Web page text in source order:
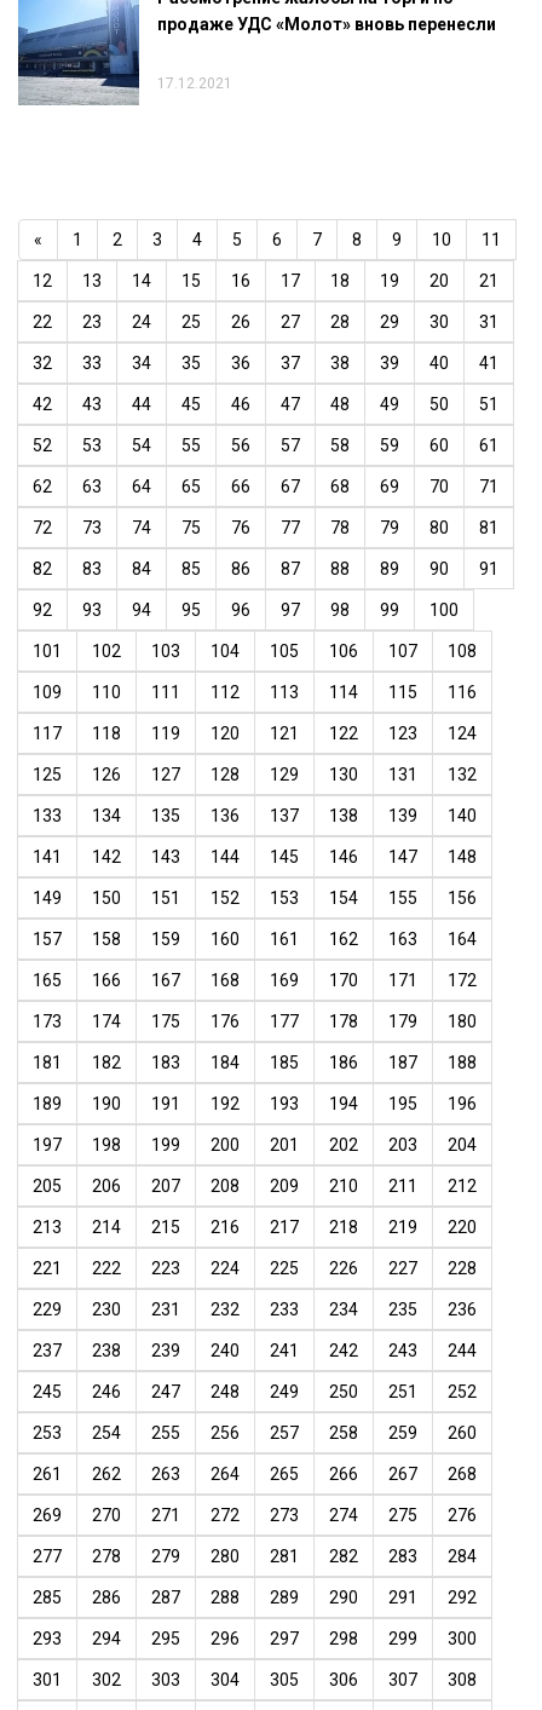
продаже УДС «Молот» вновь перенесли
17.12.2021
« 1 2 3 4 5 6 7 8 9 10 11
12 13 14 15 16 17 18 19 20 21
22 23 24 25 26 27 28 29 30 31
32 33 34 35 36 37 38 39 40 41
42 43 44 45 46 47 48 49 50 51
52 53 54 55 56 57 58 59 60 61
62 63 64 65 66 67 68 69 70 71
72 73 74 75 76 77 78 79 80 81
82 83 84 85 86 87 88 89 90 91
92 93 94 95 96 97 98 99 100
101 102 103 104 105 106 107 108
109 110 111 112 113 114 115 116
117 118 119 120 121 122 123 124
125 126 127 128 129 130 131 132
133 134 135 136 137 138 139 140
141 142 143 144 145 146 147 148
149 150 151 152 153 154 155 156
157 158 159 160 161 162 163 164
165 166 167 168 169 170 171 172
173 174 175 176 177 178 179 180
181 182 183 184 185 186 187 188
189 190 191 192 193 194 195 196
197 198 199 200 201 202 203 204
205 206 207 208 209 210 211 212
213 214 215 216 217 218 219 220
221 222 223 224 225 226 227 228
229 230 231 232 233 234 235 236
237 238 239 240 241 242 243 244
245 246 247 248 249 250 251 252
253 254 255 256 257 258 259 260
261 262 263 264 265 266 267 268
269 270 271 272 273 274 275 276
277 278 279 280 281 282 283 284
285 286 287 288 289 290 291 292
293 294 295 296 297 298 299 300
301 302 303 304 305 306 307 308